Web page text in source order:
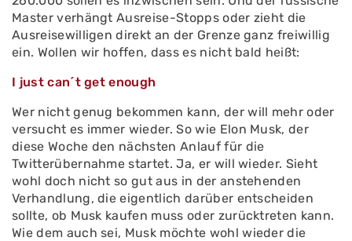
Master verhängt Ausreise-Stopps oder zieht die
Ausreisewilligen direkt an der Grenze ganz freiwillig
ein. Wollen wir hoffen, dass es nicht bald heißt:
I just can´t get enough
Wer nicht genug bekommen kann, der will mehr oder
versucht es immer wieder. So wie Elon Musk, der
diese Woche den nächsten Anlauf für die
Twitterübernahme startet. Ja, er will wieder. Sieht
wohl doch nicht so gut aus in der anstehenden
Verhandlung, die eigentlich darüber entscheiden
sollte, ob Musk kaufen muss oder zurücktreten kann.
Wie dem auch sei, Musk möchte wohl wieder die